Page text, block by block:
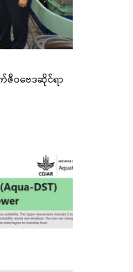
ဇီဝဗေဒဆိုင်ရာ